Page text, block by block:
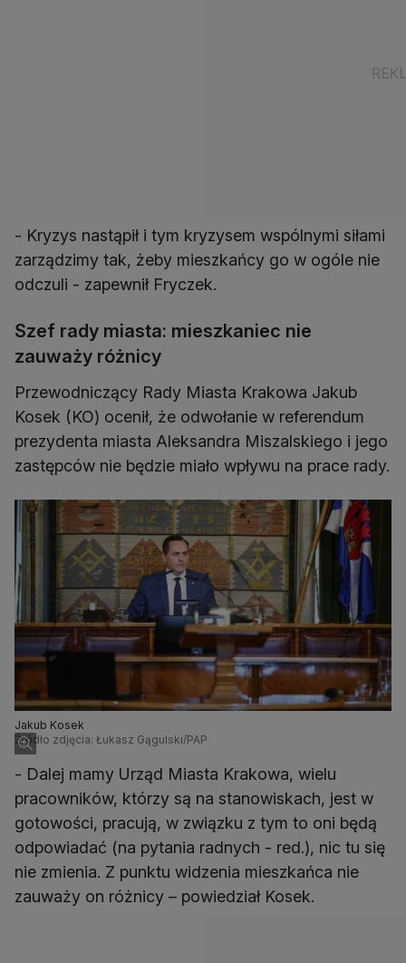
- Kryzys nastąpił i tym kryzysem wspólnymi siłami
zarządzimy tak, żeby mieszkańcy go w ogóle nie
odczuli - zapewnił Fryczek.
Szef rady miasta: mieszkaniec nie
zauważy różnicy
Przewodniczący Rady Miasta Krakowa Jakub
Kosek (KO) ocenił, że odwołanie w referendum
prezydenta miasta Aleksandra Miszalskiego i jego
zastępców nie będzie miało wpływu na prace rady.
Jakub Kosek
Źródło zdjęcia: Łukasz Gągulski/PAP
- Dalej mamy Urząd Miasta Krakowa, wielu
pracowników, którzy są na stanowiskach, jest w
gotowości, pracują, w związku z tym to oni będą
odpowiadać (na pytania radnych - red.), nic tu się
nie zmienia. Z punktu widzenia mieszkańca nie
zauważy on różnicy – powiedział Kosek.